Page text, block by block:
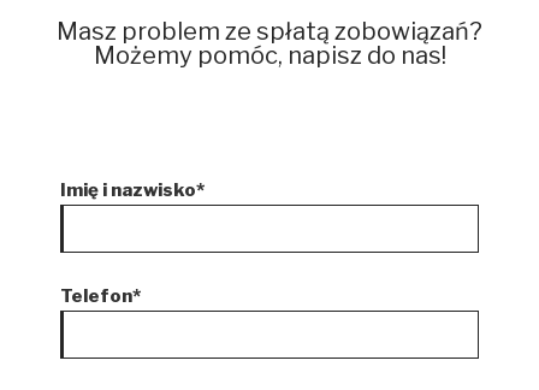
Masz problem ze spłatą zobowiązań?
Możemy pomóc, napisz do nas!
Imię i nazwisko*
Telefon*